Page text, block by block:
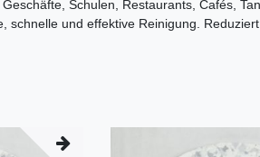
Schulen, Restaurants, Cafés,
und effektive Reinigung.